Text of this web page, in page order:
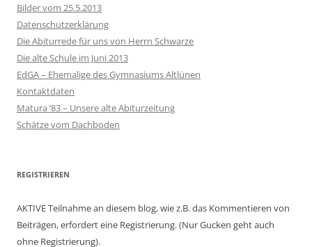
Bilder vom 25.5.2013
Datenschutzerklärung
Die Abiturrede für uns von Herrn Schwarze
Die alte Schule im Juni 2013
EdGA – Ehemalige des Gymnasiums Altlünen
Kontaktdaten
Matura ’83 – Unsere alte Abiturzeitung
Schätze vom Dachboden
REGISTRIEREN
AKTIVE Teilnahme an diesem blog, wie z.B. das Kommentieren von
Beiträgen, erfordert eine Registrierung. (Nur Gucken geht auch
ohne Registrierung).